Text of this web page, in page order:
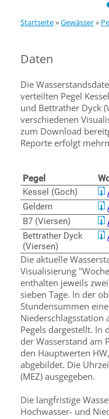
Startseite»Gewässer»
Daten
Die
verteilten Pegel
und Bettrather Dyck
verschiedenen
zum Download
Reporte erfolgt
Pegel
Kessel (Goch)
Geldern
B7 (Viersen)
Bettrather Dyck
(Viersen)
Die aktuelle
Visualisierung
enthalten jeweils
sieben Tage. In der
Stundensummen
Niederschlagsstation
Pegels dargestellt. In
der Wasserstand am
den Hauptwerten
abgebildet. Die
(MEZ) ausgegeben.
Die langfristige
Hochwasser- und